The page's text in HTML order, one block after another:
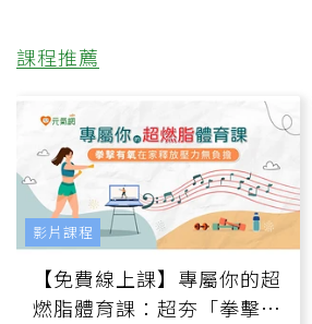
課程推薦
【免費線上課】專屬你的超
燃脂體育課：超夯「拳擊有
影片課程